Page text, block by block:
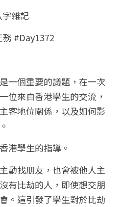
完整典藏版
推理
雜記
#Day1372
一個重要的議題，在一次
位來自香港學生的交流，
客地位關係，以及如何影
港學生的指導。
動找朋友，也會被他人主
有比劫的人，即使想交朋
。這引發了學生對於比劫